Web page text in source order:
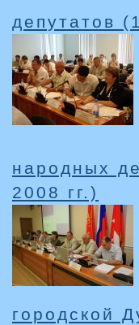
депутатов
народных
2008 гг.)
городской